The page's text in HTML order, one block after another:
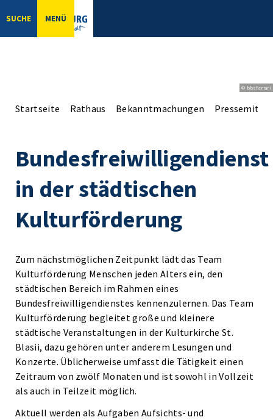
SUCHE MENÜ
© bbsferrari
Startseite Rathaus Bekanntmachungen
Bundesfreiwilligendienst
in der städtischen
Kulturförderung
Zum nächstmöglichen Zeitpunkt lädt das Team
Kulturförderung Menschen jeden Alters ein, den
städtischen Bereich im Rahmen eines
Bundesfreiwilligendienstes kennenzulernen. Das Team
Kulturförderung begleitet große und kleinere
städtische Veranstaltungen in der Kulturkirche St.
Blasii, dazu gehören unter anderem Lesungen und
Konzerte. Üblicherweise umfasst die Tätigkeit einen
Zeitraum von zwölf Monaten und ist sowohl in Vollzeit
als auch in Teilzeit möglich.
Aktuell werden als Aufgaben Aufsichts- und